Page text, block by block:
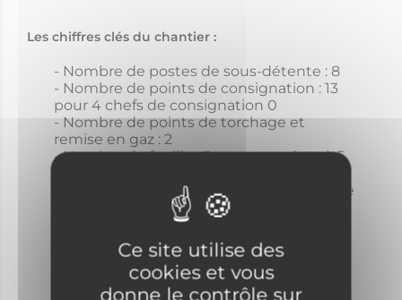
Les chiffres clés du chantier :
Nombre de postes de sous-détente : 8
Nombre de points de consignation : 13
pour 4 chefs de consignation 0
Nombre de points de torchage et
remise en gaz : 2
Nombre de fouilles 5 correspondant à 5
techniciens travaux et chauffeurs de pelle
ou grue (soit 17 opérateurs)
Nombre de camions : 2 camions
développement tir radio, 5 contrôleurs
Assistance remise en gaz : 4 techniciens
spécialisés détente
Ce site utilise des
cookies et vous
donne le contrôle sur